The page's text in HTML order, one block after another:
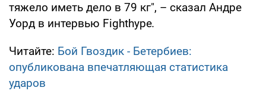
тяжело иметь дело в 79 кг", – сказал Андре
Уорд в интервью Fighthype.
Читайте: Бой Гвоздик - Бетербиев:
опубликована впечатляющая статистика
ударов